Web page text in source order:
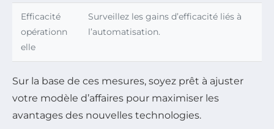
Efficacité
opérationn
elle
Surveillez les gains d’efficacité liés à
l’automatisation.
Sur la base de ces mesures, soyez prêt à ajuster
votre modèle d’affaires pour maximiser les
avantages des nouvelles technologies.